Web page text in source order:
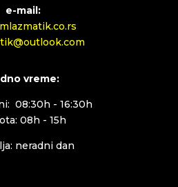
e-mail:
vreme:
08:30h - 16:30h
08h - 15h
neradni dan